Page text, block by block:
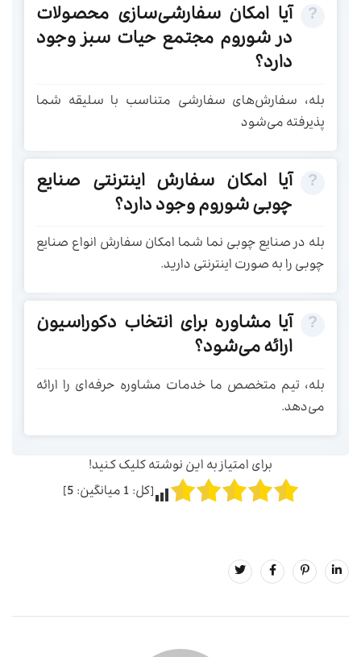
آیا امکان سفارشی‌سازی محصولات
در شوروم مجتمع حیات سبز وجود
دارد؟
بله، سفارش‌های سفارشی متناسب با سلیقه شما
پذیرفته می‌شود
آیا امکان سفارش اینترنتی صنایع
چوبی شوروم وجود دارد؟
بله در صنایع چوبی نما شما امکان سفارش انواع صنایع
چوبی را به صورت اینترنتی دارید.
آیا مشاوره برای انتخاب دکوراسیون
ارائه می‌شود؟
بله، تیم متخصص ما خدمات مشاوره حرفه‌ای را ارائه
می‌دهد.
برای امتیاز به این نوشته کلیک کنید!
[کل:1میانگین:5
]